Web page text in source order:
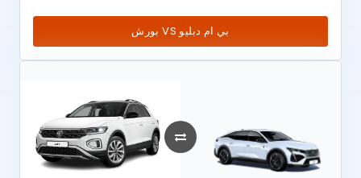
بورش VS بي ام دبليو